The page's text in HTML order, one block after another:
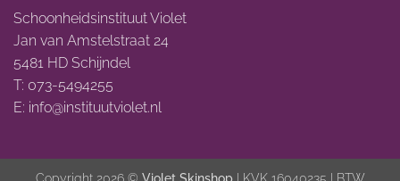
Schoonheidsinstituut Violet
Jan van Amstelstraat 24
5481 HD Schijndel
T: 073-5494255
E: info@instituutviolet.nl
Copyright 2026 © Violet Skinshop | KVK 16040235 | BTW